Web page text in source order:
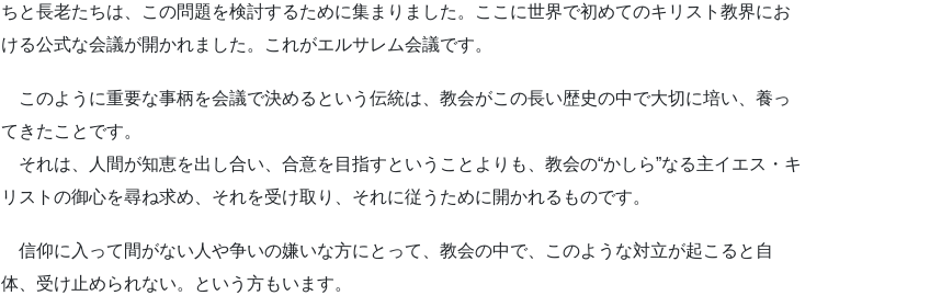
ちと長老たちは、この問題を検討するために集まりました。ここに世界で初めてのキリスト教界にお
ける公式な会議が開かれました。これがエルサレム会議です。
このように重要な事柄を会議で決めるという伝統は、教会がこの長い歴史の中で大切に培い、養っ
てきたことです。
それは、人間が知恵を出し合い、合意を目指すということよりも、教会の“かしら”なる主イエス・キ
リストの御心を尋ね求め、それを受け取り、それに従うために開かれるものです。
信仰に入って間がない人や争いの嫌いな方にとって、教会の中で、このような対立が起こると自
体、受け止められない。という方もいます。